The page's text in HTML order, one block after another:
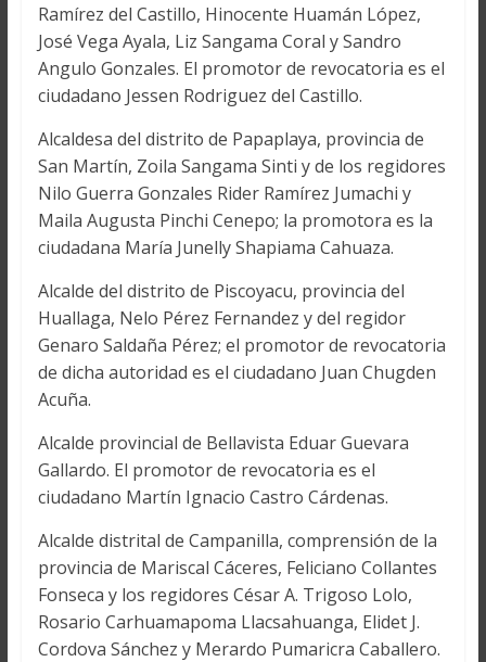
Ramírez del Castillo, Hinocente Huamán López,
José Vega Ayala, Liz Sangama Coral y Sandro
Angulo Gonzales. El promotor de revocatoria es el
ciudadano Jessen Rodriguez del Castillo.
Alcaldesa del distrito de Papaplaya, provincia de
San Martín, Zoila Sangama Sinti y de los regidores
Nilo Guerra Gonzales Rider Ramírez Jumachi y
Maila Augusta Pinchi Cenepo; la promotora es la
ciudadana María Junelly Shapiama Cahuaza.
Alcalde del distrito de Piscoyacu, provincia del
Huallaga, Nelo Pérez Fernandez y del regidor
Genaro Saldaña Pérez; el promotor de revocatoria
de dicha autoridad es el ciudadano Juan Chugden
Acuña.
Alcalde provincial de Bellavista Eduar Guevara
Gallardo. El promotor de revocatoria es el
ciudadano Martín Ignacio Castro Cárdenas.
Alcalde distrital de Campanilla, comprensión de la
provincia de Mariscal Cáceres, Feliciano Collantes
Fonseca y los regidores César A. Trigoso Lolo,
Rosario Carhuamapoma Llacsahuanga, Elidet J.
Cordova Sánchez y Merardo Pumaricra Caballero.